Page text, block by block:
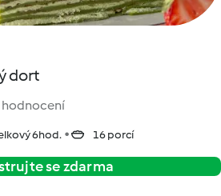
dort
hodnocení
6hod. 16 porcí
se zdarma